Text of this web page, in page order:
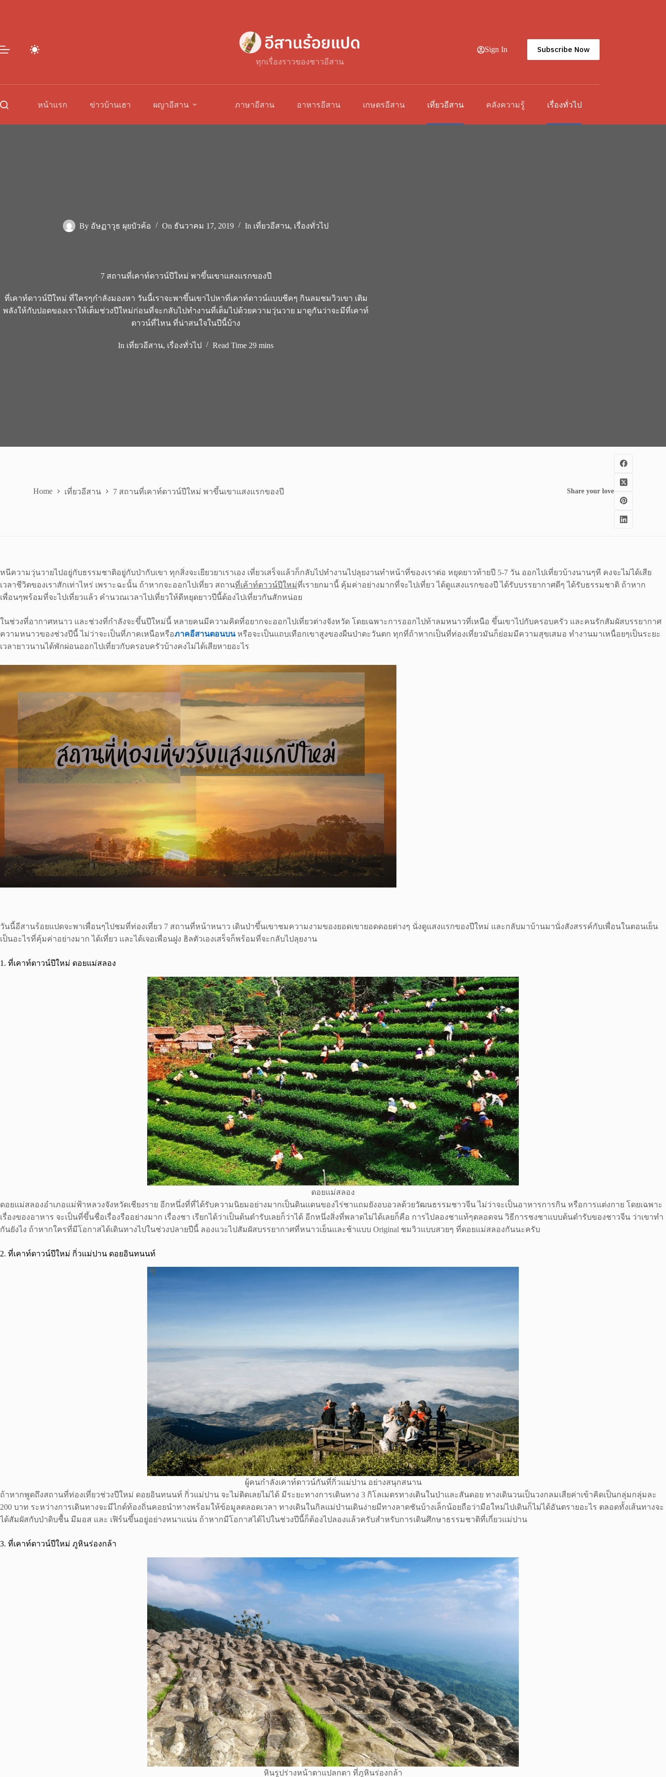
ทุกเรื่องราวของชาวอีสาน
Sign In Subscribe Now
หน้าแรก ข่าวบ้านเฮา ผญาอีสาน ภาษาอีสาน อาหารอีสาน เกษตรอีสาน เที่ยวอีสาน คลังความรู้ เรื่องทั่วไป
By อัษฏาวุธ ผุยบัวค้อ On ธันวาคม 17, 2019 In เที่ยวอีสาน, เรื่องทั่วไป
7 สถานที่เคาท์ดาวน์ปีใหม่ พาขึ้นเขาแสงแรกของปี
ที่เคาท์ดาวน์ปีใหม่ ที่ใครๆกำลังมองหา วันนี้เราจะพาขึ้นเขาไปหาที่เคาท์ดาวน์แบบชีคๆ กินลมชมวิวเขา เติม
พลังให้กับปอดของเราให้เต็มช่วงปีใหม่ก่อนที่จะกลับไปทำงานที่เต็มไปด้วยความวุ่นวาย มาดูกันว่าจะมีที่เคาท์
ดาวน์ที่ไหน ที่น่าสนใจในปีนี้บ้าง
In เที่ยวอีสาน, เรื่องทั่วไป Read Time 29 mins
Home เที่ยวอีสาน 7 สถานที่เคาท์ดาวน์ปีใหม่ พาขึ้นเขาแสงแรกของปี Share your love
หนีความวุ่นวายไปอยู่กับธรรมชาติอยู่กับป่ากับเขา ทุกสิ่งจะเยียวยาเราเอง เที่ยวเสร็จแล้วก็กลับไปทำงานไปลุยงานทำหน้าที่ของเราต่อ หยุดยาวท้ายปี 5-7 วัน ออกไปเที่ยวบ้างนานๆที คงจะไม่ได้เสีย
เวลาชีวิตของเราสักเท่าไหร่ เพราะฉะนั้น ถ้าหากจะออกไปเที่ยว สถานที่เค้าท์ดาวน์ปีใหม่ที่เรายกมานี้ คุ้มค่าอย่างมากที่จะไปเที่ยว ได้ดูแสงแรกของปี ได้รับบรรยากาศดีๆ ได้รับธรรมชาติ ถ้าหาก
เพื่อนๆพร้อมที่จะไปเที่ยวแล้ว คำนวณเวลาไปเที่ยวให้ดีหยุดยาวปีนี้ต้องไปเที่ยวกันสักหน่อย
ในช่วงที่อากาศหนาว และช่วงที่กำลังจะขึ้นปีใหม่นี้ หลายคนมีความคิดที่อยากจะออกไปเที่ยวต่างจังหวัด โดยเฉพาะการออกไปท้าลมหนาวที่เหนือ ขึ้นเขาไปกับครอบครัว และคนรักสัมผัสบรรยากาศ
ความหนาวของช่วงปีนี้ ไม่ว่าจะเป็นที่ภาคเหนือหรือภาคอีสานตอนบนหรือจะเป็นแถบเทือกเขาสูงของผืนป่าตะวันตก ทุกที่ถ้าหากเป็นที่ท่องเที่ยวมันก็ย่อมมีความสุขเสมอ ทำงานมาเหนื่อยๆเป็นระยะ
เวลายาวนานได้พักผ่อนออกไปเที่ยวกับครอบครัวบ้างคงไม่ได้เสียหายอะไร
วันนี้อีสานร้อยแปดจะพาเพื่อนๆไปชมที่ท่องเที่ยว 7 สถานที่หน้าหนาว เดินป่าขึ้นเขาชมความงามของยอดเขายอดดอยต่างๆ นั่งดูแสงแรกของปีใหม่ และกลับมาบ้านมานั่งสังสรรค์กับเพื่อนในตอนเย็น
เป็นอะไรที่คุ้มค่าอย่างมาก ได้เที่ยว และได้เจอเพื่อนฝูง ฮิลตัวเองเสร็จก็พร้อมที่จะกลับไปลุยงาน
1. ที่เคาท์ดาวน์ปีใหม่ ดอยแม่สลอง
ดอยแม่สลอง
ดอยแม่สลองอำเภอแม่ฟ้าหลวงจังหวัดเชียงราย อีกหนึ่งที่ที่ได้รับความนิยมอย่างมากเป็นดินแดนของไร่ชาแถมยังอบอวลด้วยวัฒนธรรมชาวจีน ไม่ว่าจะเป็นอาหารการกิน หรือการแต่งกาย โดยเฉพาะ
เรื่องของอาหาร จะเป็นที่ขึ้นชื่อเรื่องรืออย่างมาก เรื่องชา เรียกได้ว่าเป็นต้นตำรับเลยก็ว่าได้ อีกหนึ่งสิ่งที่พลาดไม่ได้เลยก็คือ การไปลองชาแท้ๆตลอดจน วิธีการชงชาแบบต้นตำรับของชาวจีน ว่าเขาทำ
กันยังไง ถ้าหากใครที่มีโอกาสได้เดินทางไปในช่วงปลายปีนี้ ลองแวะไปสัมผัสบรรยากาศที่หนาวเย็นและช้าแบบ Original ชมวิวแบบสวยๆ ที่ดอยแม่สลองกันนะครับ
2. ที่เคาท์ดาวน์ปีใหม่ กิ่วแม่ปาน ดอยอินทนนท์
ผู้คนกำลังเคาท์ดาวน์กันที่กิ่วแม่ปาน อย่างสนุกสนาน
ถ้าหากพูดถึงสถานที่ท่องเที่ยวช่วงปีใหม่ ดอยอินทนนท์ กิ่วแม่ปาน จะไม่ติดเลยไม่ได้ มีระยะทางการเดินทาง 3 กิโลเมตรทางเดินในป่าและสันดอย ทางเดินวนเป็นวงกลมเสียค่าเข้าคิดเป็นกลุ่มกลุ่มละ
200 บาท ระหว่างการเดินทางจะมีไกด์ท้องถิ่นคอยนำทางพร้อมให้ข้อมูลตลอดเวลา ทางเดินในกิลแม่ป่านเดินง่ายมีทางลาดชันบ้างเล็กน้อยถือว่ามือใหม่ไปเดินก็ไม่ได้อันตรายอะไร ตลอดทั้งเส้นทางจะ
ได้สัมผัสกับป่าดิบชื้น มีมอส และ เฟิร์นขึ้นอยู่อย่างหนาแน่น ถ้าหากมีโอกาสได้ไปในช่วงปีนี้ก็ต้องไปลองแล้วครับสำหรับการเดินศึกษาธรรมชาติที่เกี่ยวแม่ปาน
3. ที่เคาท์ดาวน์ปีใหม่ ภูหินร่องกล้า
หินรูปร่างหน้าตาแปลกตา ที่ภูหินร่องกล้า